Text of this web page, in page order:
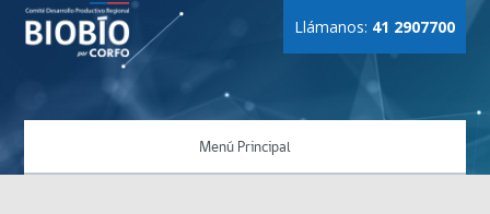
Llámanos: 41 2907700
Menú Principal